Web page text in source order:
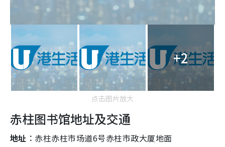
+2
点击图片放大
赤柱图书馆地址及交通
地址︰ 赤柱赤柱市场道6号赤柱市政大厦地面